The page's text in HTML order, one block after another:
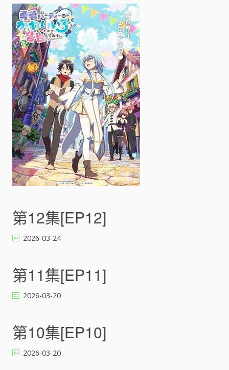
n
身
為
魔
族
的
我
想
向
勇
者
小
隊
的
可
愛
女
孩
白
。
勇
ー
テ
ィ
か
わ
い
第12集[EP12]
2026-03-24
第11集[EP11]
2026-03-20
第10集[EP10]
2026-03-20